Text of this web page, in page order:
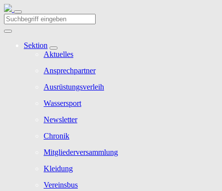
Sektion
Aktuelles
Ansprechpartner
Ausrüstungsverleih
Wassersport
Newsletter
Chronik
Mitgliederversammlung
Kleidung
Vereinsbus